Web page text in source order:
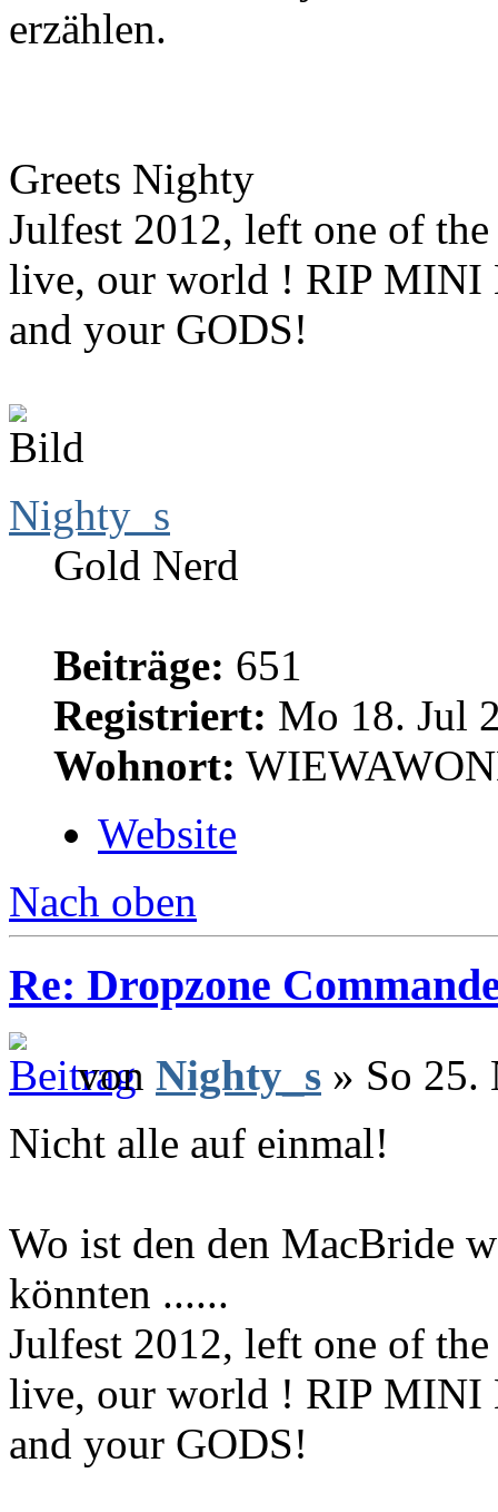
erzählen.
Greets Nighty
Julfest 2012, left one of
live, our world ! RIP MINI
and your GODS!
Nighty_s
Gold Nerd
Beiträge: 651
Registriert: Mo 18. Jul
Wohnort:
Website
Nach oben
Re: Dropzone
von Nighty_s » So 25.
Nicht alle auf einmal!
Wo ist den den MacBride
könnten ......
Julfest 2012, left one of
live, our world ! RIP MINI
and your GODS!